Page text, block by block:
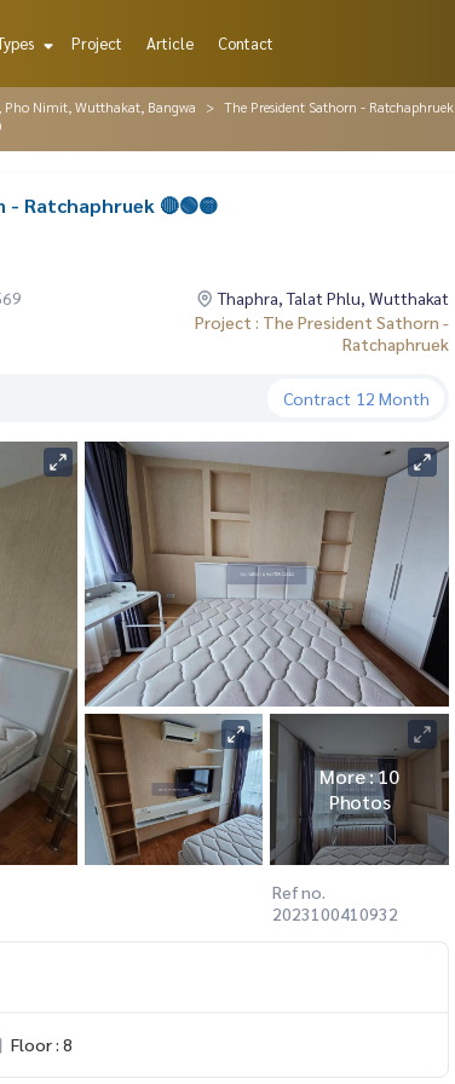
Project Article Contact
Nimit, Wutthakat, Bangwa
The President Sathorn - Ratchaphruek
- Ratchaphruek 🔴🟢🟡
Thaphra, Talat Phlu, Wutthakat
Project : The President Sathorn -
Ratchaphruek
Contract 12 Month
More : 10
Photos
Ref no.
2023100410932
Floor : 8